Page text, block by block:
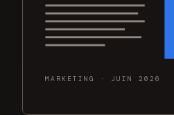
MARKETING · JUIN 2026